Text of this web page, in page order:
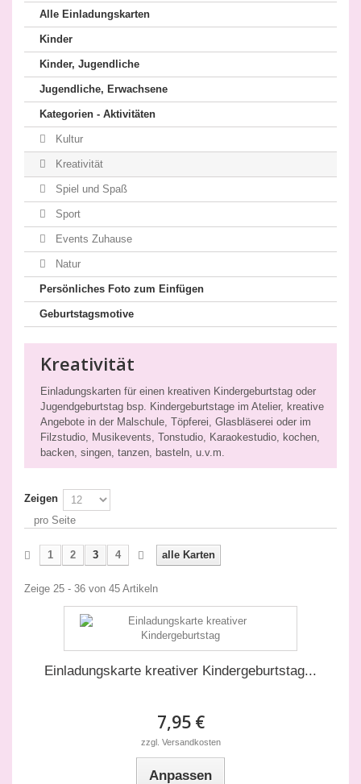
Alle Einladungskarten
Kinder
Kinder, Jugendliche
Jugendliche, Erwachsene
Kategorien - Aktivitäten
Kultur
Kreativität
Spiel und Spaß
Sport
Events Zuhause
Natur
Persönliches Foto zum Einfügen
Geburtstagsmotive
Kreativität
Einladungskarten für einen kreativen Kindergeburtstag oder
Jugendgeburtstag bsp. Kindergeburtstage im Atelier, kreative
Angebote in der Malschule, Töpferei, Glasbläserei oder im
Filzstudio, Musikevents, Tonstudio, Karaokestudio, kochen,
backen, singen, tanzen, basteln, u.v.m.
Zeigen
pro Seite
alle Karten
1 2 3 4
Zeige 25 - 36 von 45 Artikeln
Einladungskarte kreativer Kindergeburtstag...
7,95 €
zzgl. Versandkosten
Anpassen